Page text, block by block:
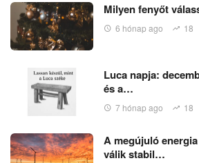
Milyen fenyőt
6 hónap ago 18
Luca napja:
és a…
7 hónap ago 18
A megújuló
válik stabil…